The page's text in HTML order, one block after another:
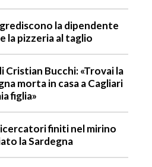
la dipendente
la pizzeria al taglio
Cristian Bucchi: «Trovai la
morta in casa a Cagliari
figlia»
finiti nel mirino
la Sardegna